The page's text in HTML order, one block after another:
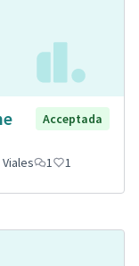
Acceptada
1 1